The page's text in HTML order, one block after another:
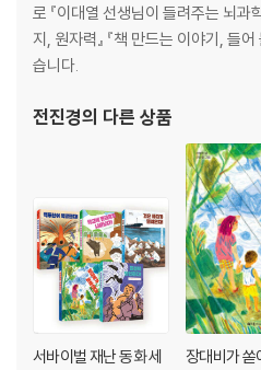
로 『이대열 선생님이 들려주는 뇌과
지, 원자력』 『책 만드는 이야기, 들어
습니다.
전진경의 다른 상품
서바이벌 재난 동화 세
장대비가 쏟